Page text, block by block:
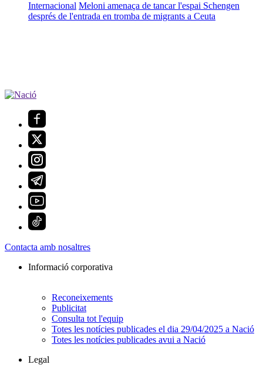
Internacional Meloni amenaça de tancar l'espai Schengen
després de l'entrada en tromba de migrants a Ceuta
Contacta amb nosaltres
Informació corporativa
Reconeixements
Publicitat
Consulta tot l'equip
Totes les notícies publicades el dia 29/04/2025 a Nació
Totes les notícies publicades avui a Nació
Legal